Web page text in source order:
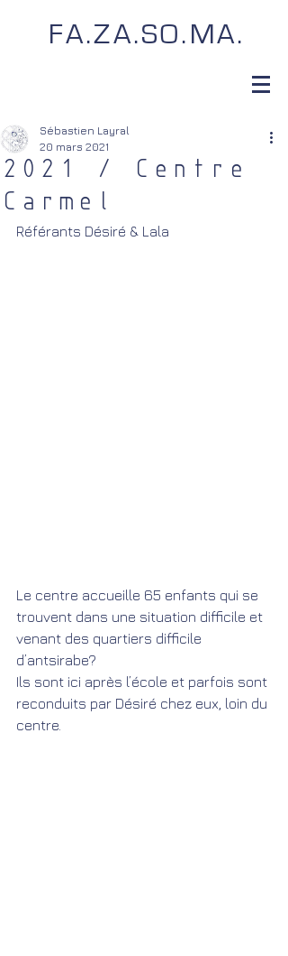
FA.ZA.SO.MA.
2021 / Centre
Carmel
Sébastien Layral
20 mars 2021
Référants Désiré & Lala
Le centre accueille 65 enfants qui se
trouvent dans une situation difficile et
venant des quartiers difficile
d’antsirabe?
Ils sont ici après l’école et parfois sont
reconduits par Désiré chez eux, loin du
centre.